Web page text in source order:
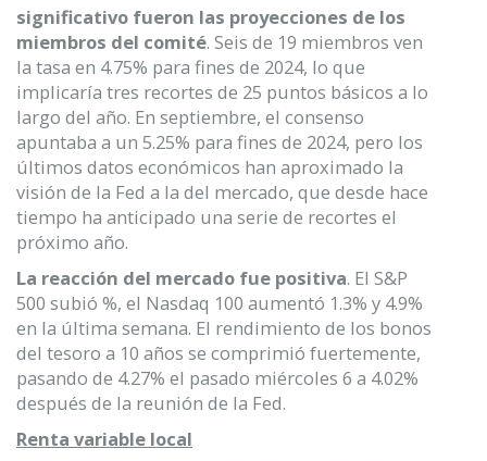
significativo fueron las proyecciones de los
miembros del comité. Seis de 19 miembros ven
la tasa en 4.75% para fines de 2024, lo que
implicaría tres recortes de 25 puntos básicos a lo
largo del año. En septiembre, el consenso
apuntaba a un 5.25% para fines de 2024, pero los
últimos datos económicos han aproximado la
visión de la Fed a la del mercado, que desde hace
tiempo ha anticipado una serie de recortes el
próximo año.
La reacción del mercado fue positiva. El S&P
500 subió %, el Nasdaq 100 aumentó 1.3% y 4.9%
en la última semana. El rendimiento de los bonos
del tesoro a 10 años se comprimió fuertemente,
pasando de 4.27% el pasado miércoles 6 a 4.02%
después de la reunión de la Fed.
Renta variable local